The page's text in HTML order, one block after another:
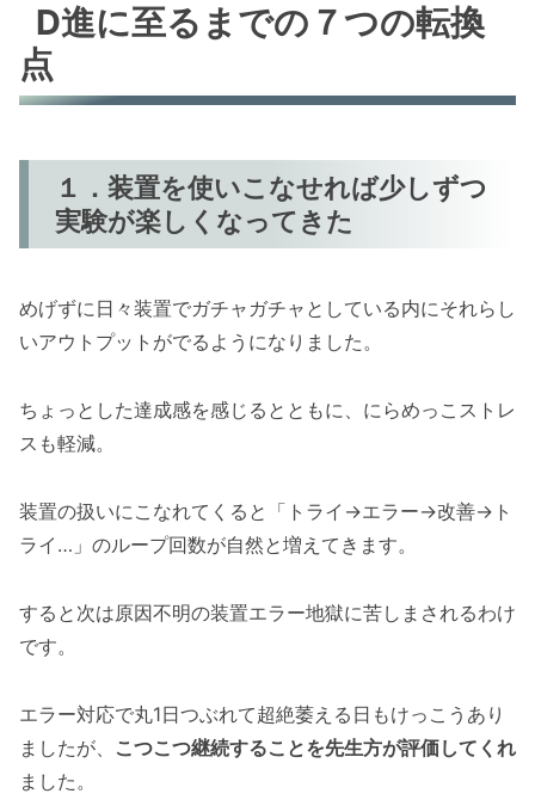
D進に至るまでの７つの転換
点
１．装置を使いこなせれば少しずつ
実験が楽しくなってきた
めげずに日々装置でガチャガチャとしている内にそれらし
いアウトプットがでるようになりました。
ちょっとした達成感を感じるとともに、にらめっこストレ
スも軽減。
装置の扱いにこなれてくると「トライ→エラー→改善→ト
ライ…」のループ回数が自然と増えてきます。
すると次は原因不明の装置エラー地獄に苦しまされるわけ
です。
エラー対応で丸1日つぶれて超絶萎える日もけっこうあり
ましたが、 こつこつ継続することを先生方が評価してくれ
ました。